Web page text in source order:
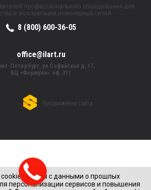
профессионального оборудования для
и эксплуатации инженерных сетей
8 (800) 600-36-05
office@ilart.ru
Петербург, ул.Софийская д. 17,
БЦ «Формула». оф. 311
Продвижение сайта
cookie (файлы с данными о прошлых
персонализации сервисов и повышения